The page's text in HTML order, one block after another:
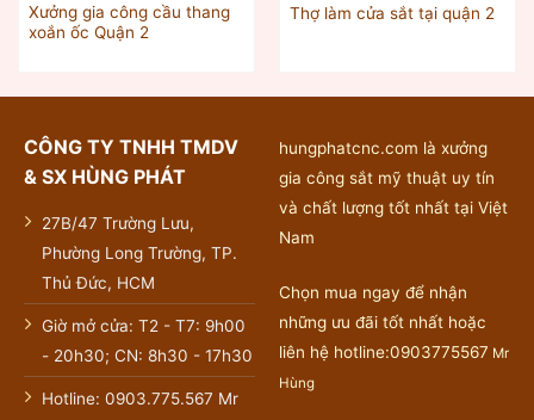
Xưởng gia công cầu thang
xoắn ốc Quận 2
Thợ làm cửa sắt tại quận 2
CÔNG TY TNHH TMDV
& SX HÙNG PHÁT
27B/47 Trường Lưu,
Phường Long Trường, TP.
Thủ Đức, HCM
Giờ mở cửa: T2 - T7: 9h00
- 20h30; CN: 8h30 - 17h30
Hotline: 0903.775.567 Mr
hungphatcnc.com là xưởng
gia công sắt mỹ thuật uy tín
và chất lượng tốt nhất tại Việt
Nam
Chọn mua ngay để nhận
những ưu đãi tốt nhất hoặc
liên hệ hotline:0903775567 Mr
Hùng